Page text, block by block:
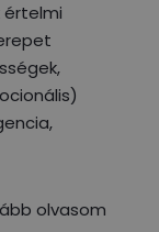
értelmi
olvasom